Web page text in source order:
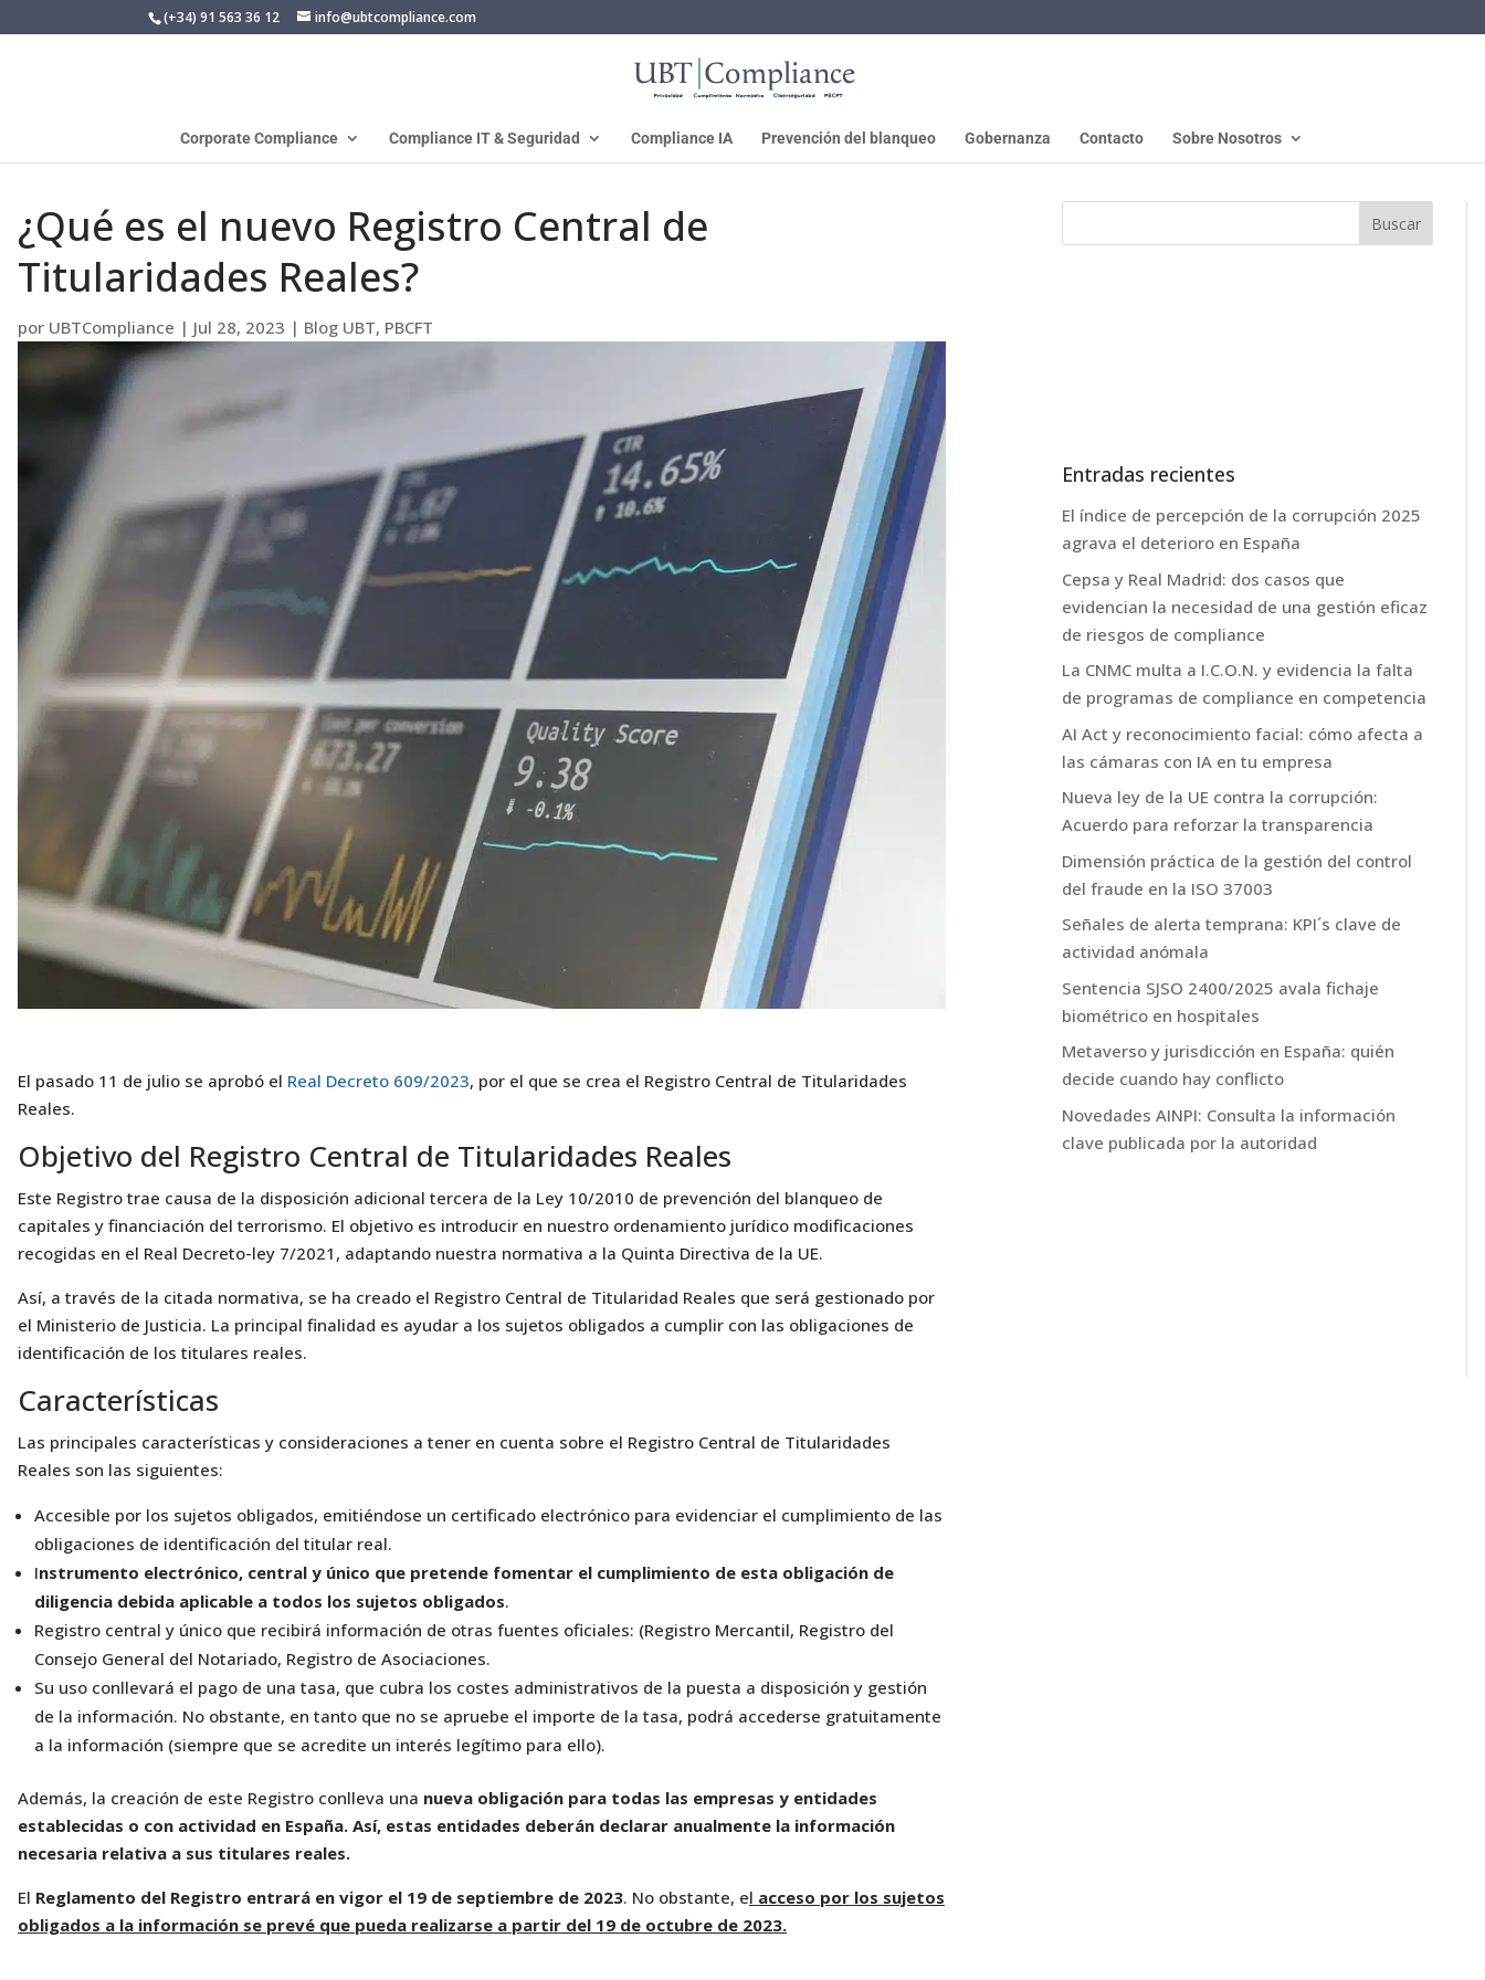
(+34) 91 563 36 12 info@ubtcompliance.com
Corporate Compliance Compliance IT & Seguridad Compliance IA Prevención del blanqueo Gobernanza Contacto Sobre Nosotros
¿Qué es el nuevo Registro Central de
Titularidades Reales?
por UBTCompliance | Jul 28, 2023 | Blog UBT, PBCFT
El pasado 11 de julio se aprobó el Real Decreto 609/2023, por el que se crea el Registro Central de Titularidades
Reales.
Objetivo del Registro Central de Titularidades Reales
Este Registro trae causa de la disposición adicional tercera de la Ley 10/2010 de prevención del blanqueo de
capitales y financiación del terrorismo. El objetivo es introducir en nuestro ordenamiento jurídico modificaciones
recogidas en el Real Decreto-ley 7/2021, adaptando nuestra normativa a la Quinta Directiva de la UE.
Así, a través de la citada normativa, se ha creado el Registro Central de Titularidad Reales que será gestionado por
el Ministerio de Justicia. La principal finalidad es ayudar a los sujetos obligados a cumplir con las obligaciones de
identificación de los titulares reales.
Características
Las principales características y consideraciones a tener en cuenta sobre el Registro Central de Titularidades
Reales son las siguientes:
Accesible por los sujetos obligados, emitiéndose un certificado electrónico para evidenciar el cumplimiento de las
obligaciones de identificación del titular real.
Instrumento electrónico, central y único que pretende fomentar el cumplimiento de esta obligación de
diligencia debida aplicable a todos los sujetos obligados.
Registro central y único que recibirá información de otras fuentes oficiales: (Registro Mercantil, Registro del
Consejo General del Notariado, Registro de Asociaciones.
Su uso conllevará el pago de una tasa, que cubra los costes administrativos de la puesta a disposición y gestión
de la información. No obstante, en tanto que no se apruebe el importe de la tasa, podrá accederse gratuitamente
a la información (siempre que se acredite un interés legítimo para ello).
Además, la creación de este Registro conlleva una nueva obligación para todas las empresas y entidades
establecidas o con actividad en España. Así, estas entidades deberán declarar anualmente la información
necesaria relativa a sus titulares reales.
El Reglamento del Registro entrará en vigor el 19 de septiembre de 2023. No obstante, el acceso por los sujetos
obligados a la información se prevé que pueda realizarse a partir del 19 de octubre de 2023.
Entradas recientes
El índice de percepción de la corrupción 2025
agrava el deterioro en España
Cepsa y Real Madrid: dos casos que
evidencian la necesidad de una gestión eficaz
de riesgos de compliance
La CNMC multa a I.C.O.N. y evidencia la falta
de programas de compliance en competencia
AI Act y reconocimiento facial: cómo afecta a
las cámaras con IA en tu empresa
Nueva ley de la UE contra la corrupción:
Acuerdo para reforzar la transparencia
Dimensión práctica de la gestión del control
del fraude en la ISO 37003
Señales de alerta temprana: KPI´s clave de
actividad anómala
Sentencia SJSO 2400/2025 avala fichaje
biométrico en hospitales
Metaverso y jurisdicción en España: quién
decide cuando hay conflicto
Novedades AINPI: Consulta la información
clave publicada por la autoridad